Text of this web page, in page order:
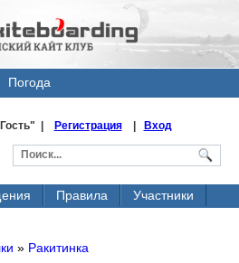
Погода
| Регистрация| Вход
Правила
Участники
» Ракитинка